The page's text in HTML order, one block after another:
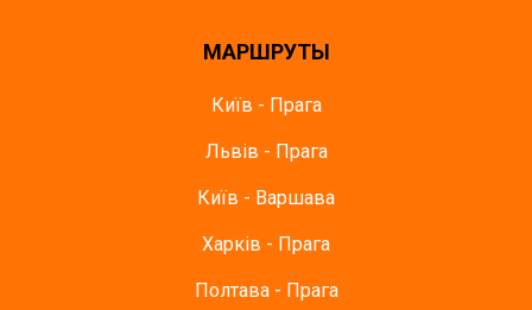
МАРШРУТЫ
Київ - Прага
Львів - Прага
Київ - Варшава
Харків - Прага
Полтава - Прага